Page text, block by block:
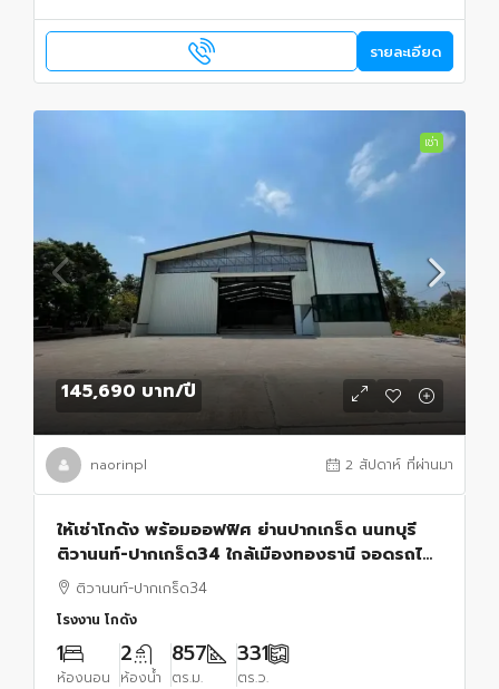
รายละเอียด
เช่า
145,690 บาท/ปี
naorinpl 2 สัปดาห์ ที่ผ่านมา
ให้เช่าโกดัง พร้อมออฟฟิศ ย่านปากเกร็ด นนทบุรี
ติวานนท์-ปากเกร็ด34 ใกล้เมืองทองธานี จอดรถได้
16 คันติวานนท์-ปากเกร็ด34
โรงงาน โกดัง
1
ห้องนอน
2
ห้องน้ำ
857
ตร.ม.
331
ตร.ว.